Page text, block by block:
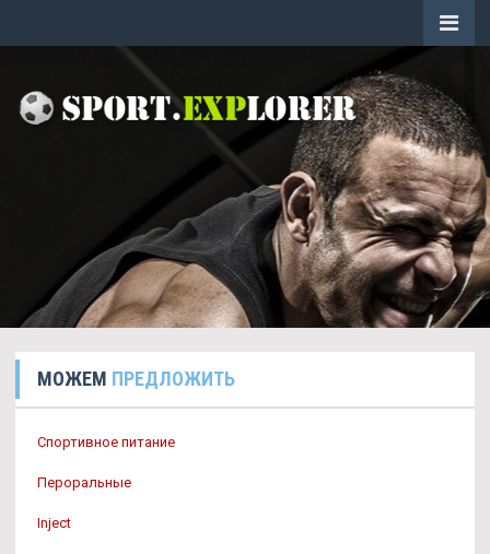
МОЖЕМ ПРЕДЛОЖИТЬ
Спортивное питание
Пероральные
Inject